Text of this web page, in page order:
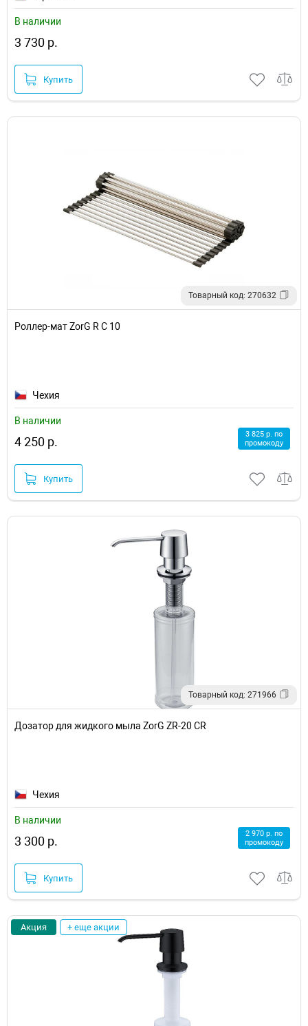
В наличии
3 730 р.
Купить
Товарный код: 270632
Роллер-мат ZorG R C 10
Чехия
В наличии
4 250 р.
3 825 р. по
промокоду
Купить
Товарный код: 271966
Дозатор для жидкого мыла ZorG ZR-20 CR
Чехия
В наличии
3 300 р.
2 970 р. по
промокоду
Купить
Акция + еще акции